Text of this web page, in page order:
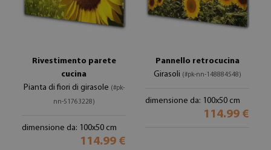
Rivestimento parete
cucina
Pianta di fiori di girasole (#pk-
nn-51763228)
dimensione da: 100x50 cm
114.99 €
Pannello retrocucina
Girasoli (#pk-nn-148884548)
dimensione da: 100x50 cm
114.99 €